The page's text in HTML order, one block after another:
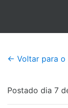
← Voltar para o
Postado dia 7